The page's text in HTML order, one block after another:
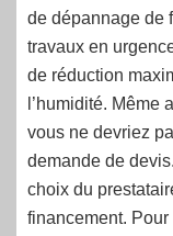
de dépannage de
travaux en
de réduction
l’humidité. Même
vous ne devriez
demande de
choix du
financement.